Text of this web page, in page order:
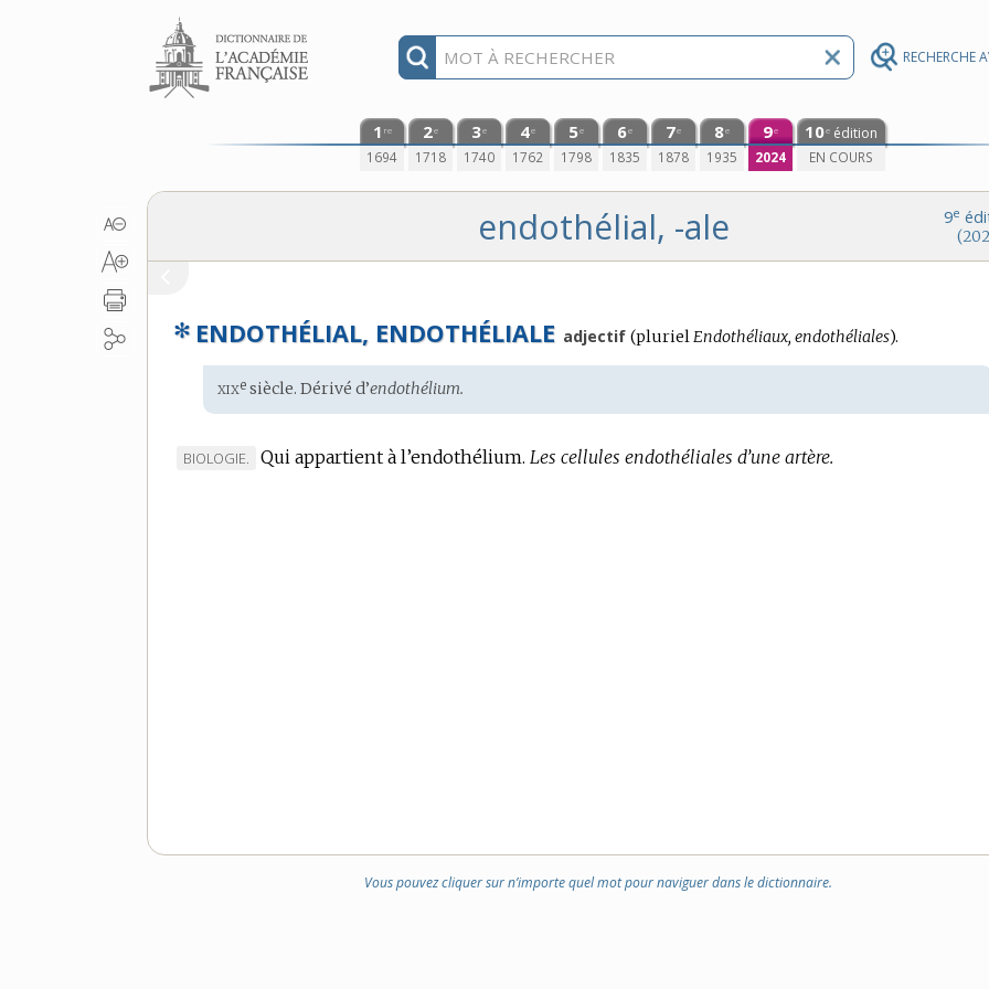
RECHERCHE
Aller au contenu
1 re
1694
2e
1718
3e
1740
4e
1762
5e
1798
6e
1835
7e
1878
8e
1935
9e
2024
10e édition
EN COURS
9e
endothélial, -ale
✻ ENDOTHÉLIAL, ENDOTHÉLIALE adjectif (plurielEndothéliaux, endothéliales).
Étymologie
:
xixe siècle. Dérivé d’endothélium.
MARQUE
BIOLOGIE. Qui appartient à l’endothélium. Les cellules endothéliales d’une artère.
Vous pouvez cliquer sur n’importe quel mot pour naviguer dans le dictionnaire.